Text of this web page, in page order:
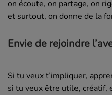
on écoute, on partage, on
et surtout, on donne de la
Envie de rejoindre
Si tu veux t’impliquer,
si tu veux être utile, créatif,